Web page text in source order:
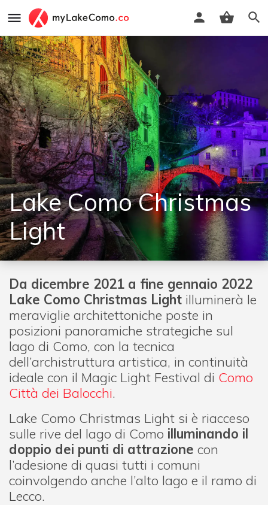
Lake Como Christmas
Light
Da dicembre 2021 a fine gennaio 2022
Lake Como Christmas Light illuminerà le
meraviglie architettoniche poste in
posizioni panoramiche strategiche sul
lago di Como, con la tecnica
dell’archistruttura artistica, in continuità
ideale con il Magic Light Festival di Como
Città dei Balocchi.
Lake Como Christmas Light si è riacceso
sulle rive del lago di Como illuminando il
doppio dei punti di attrazione con
l’adesione di quasi tutti i comuni
coinvolgendo anche l’alto lago e il ramo di
Lecco.